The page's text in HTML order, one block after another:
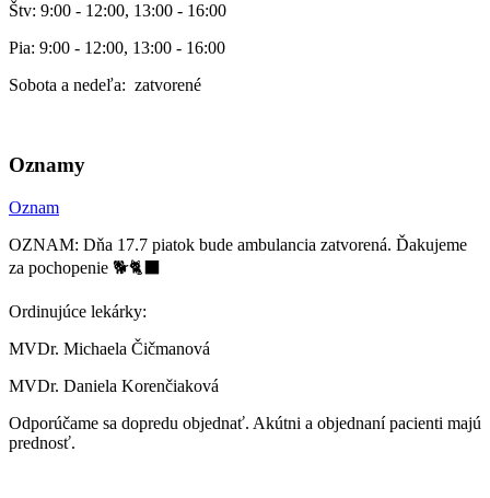
Štv: 9:00 - 12:00, 13:00 - 16:00
Pia: 9:00 - 12:00, 13:00 - 16:00
Sobota a nedeľa: zatvorené
Oznamy
Oznam
OZNAM: Dňa 17.7 piatok bude ambulancia zatvorená. Ďakujeme
za pochopenie 🐕🐈‍⬛
Ordinujúce lekárky:
MVDr. Michaela Čičmanová
MVDr. Daniela Korenčiaková
Odporúčame sa dopredu objednať. Akútni a objednaní pacienti majú
prednosť.